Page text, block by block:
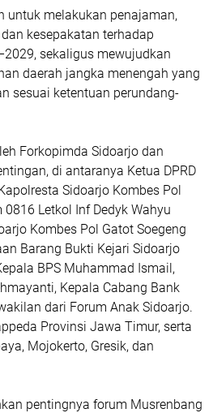
untuk melakukan penajaman,
kesepakatan terhadap
sekaligus mewujudkan
daerah jangka menengah yang
sesuai ketentuan perundang-
Forkopimda Sidoarjo dan
di antaranya Ketua DPRD
Sidoarjo Kombes Pol
Letkol Inf Dedyk Wahyu
Kombes Pol Gatot Soegeng
Barang Bukti Kejari Sidoarjo
BPS Muhammad Ismail,
Kepala Cabang Bank
dari Forum Anak Sidoarjo.
Provinsi Jawa Timur, serta
Mojokerto, Gresik, dan
pentingnya forum Musrenbang